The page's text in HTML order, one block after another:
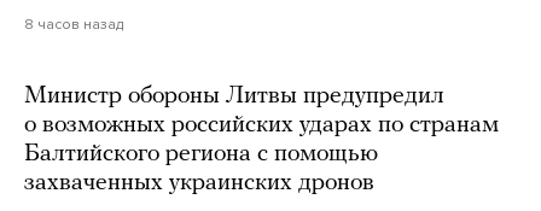
8 часов назад
Министр обороны Литвы предупредил
о возможных российских ударах по странам
Балтийского региона с помощью
захваченных украинских дронов